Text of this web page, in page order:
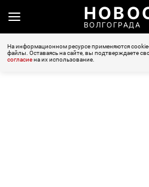
ВОЛГОГРАДА
На информационном ресурсе применяются
файлы. Оставаясь на сайте, вы подтверждаете
согласиена их использование.